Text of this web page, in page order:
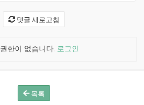
댓글 새로고침
권한이 없습니다. 로그인
목록